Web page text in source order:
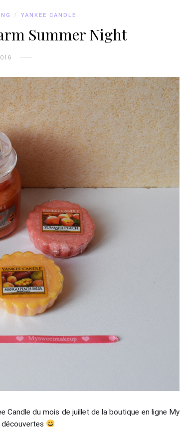
/ YANKEE CANDLE
Summer Night
Candle du mois de juillet de la boutique en ligne My